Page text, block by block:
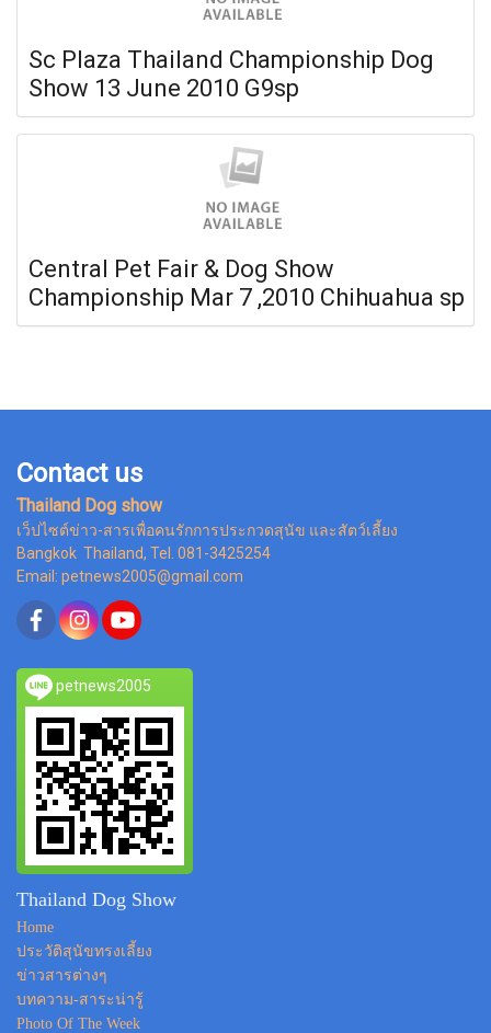
Sc Plaza Thailand Championship Dog
Show 13 June 2010 G9sp
Central Pet Fair & Dog Show
Championship Mar 7 ,2010 Chihuahua sp
Contact us
Thailand Dog show
เว็ปไซต์ข่าว-สารเพื่อคนรักการประกวดสุนัข และสัตว์เลี้ยง
Bangkok Thailand, Tel. 081-3425254
Email: petnews2005@gmail.com
petnews2005
Thailand Dog Show
Home
ประวัติสุนัขทรงเลี้ยง
ข่าวสารต่างๆ
บทความ-สาระน่ารู้
Photo Of The Week